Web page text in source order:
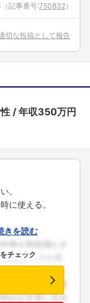
（記事番号:750832 ）
切な投稿として報告
年収350万円
。
に使える。
きを読む
チェック